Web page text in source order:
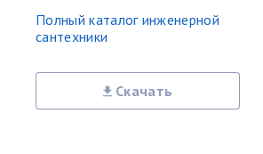
Полный каталог инженерной
сантехники
Скачать